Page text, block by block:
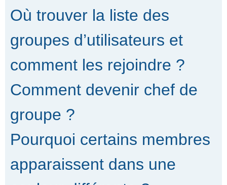
Où trouver la liste des
groupes d’utilisateurs et
comment les rejoindre ?
Comment devenir chef de
groupe ?
Pourquoi certains membres
apparaissent dans une